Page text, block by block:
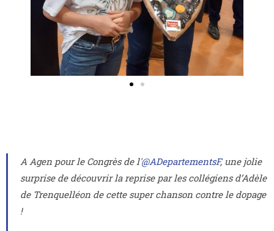
A Agen pour le Congrès de l'@ADepartementsF, une jolie
surprise de découvrir la reprise par les collégiens d’Adèle
de Trenquelléon de cette super chanson contre le dopage
!